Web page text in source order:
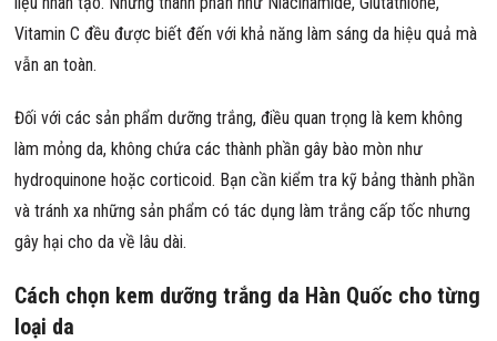
Vitamin C đều được biết đến với khả năng làm sáng da hiệu quả mà
vẫn an toàn.
Đối với các sản phẩm dưỡng trắng, điều quan trọng là kem không
làm mỏng da, không chứa các thành phần gây bào mòn như
hydroquinone hoặc corticoid. Bạn cần kiểm tra kỹ bảng thành phần
và tránh xa những sản phẩm có tác dụng làm trắng cấp tốc nhưng
gây hại cho da về lâu dài.
Cách chọn kem dưỡng trắng da Hàn Quốc cho từng
loại da